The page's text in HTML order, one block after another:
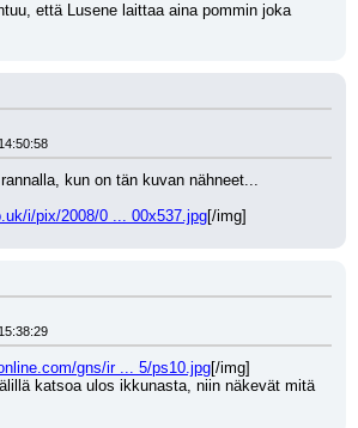
että Lusene laittaa aina pommin joka
kun on tän kuvan nähneet...
i/pix/2008/0 ... 00x537.jpg[/img]
gns/ir ... 5/ps10.jpg[/img]
katsoa ulos ikkunasta, niin näkevät mitä